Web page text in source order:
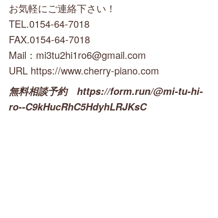
お気軽にご連絡下さい！
TEL.0154-64-7018
FAX.0154-64-7018
Mail：mi3tu2hi1ro6@gmail.com
URL https://www.cherry-piano.com
無料相談予約 https://form.run/@mi-tu-hi-
ro--C9kHucRhC5HdyhLRJKsC